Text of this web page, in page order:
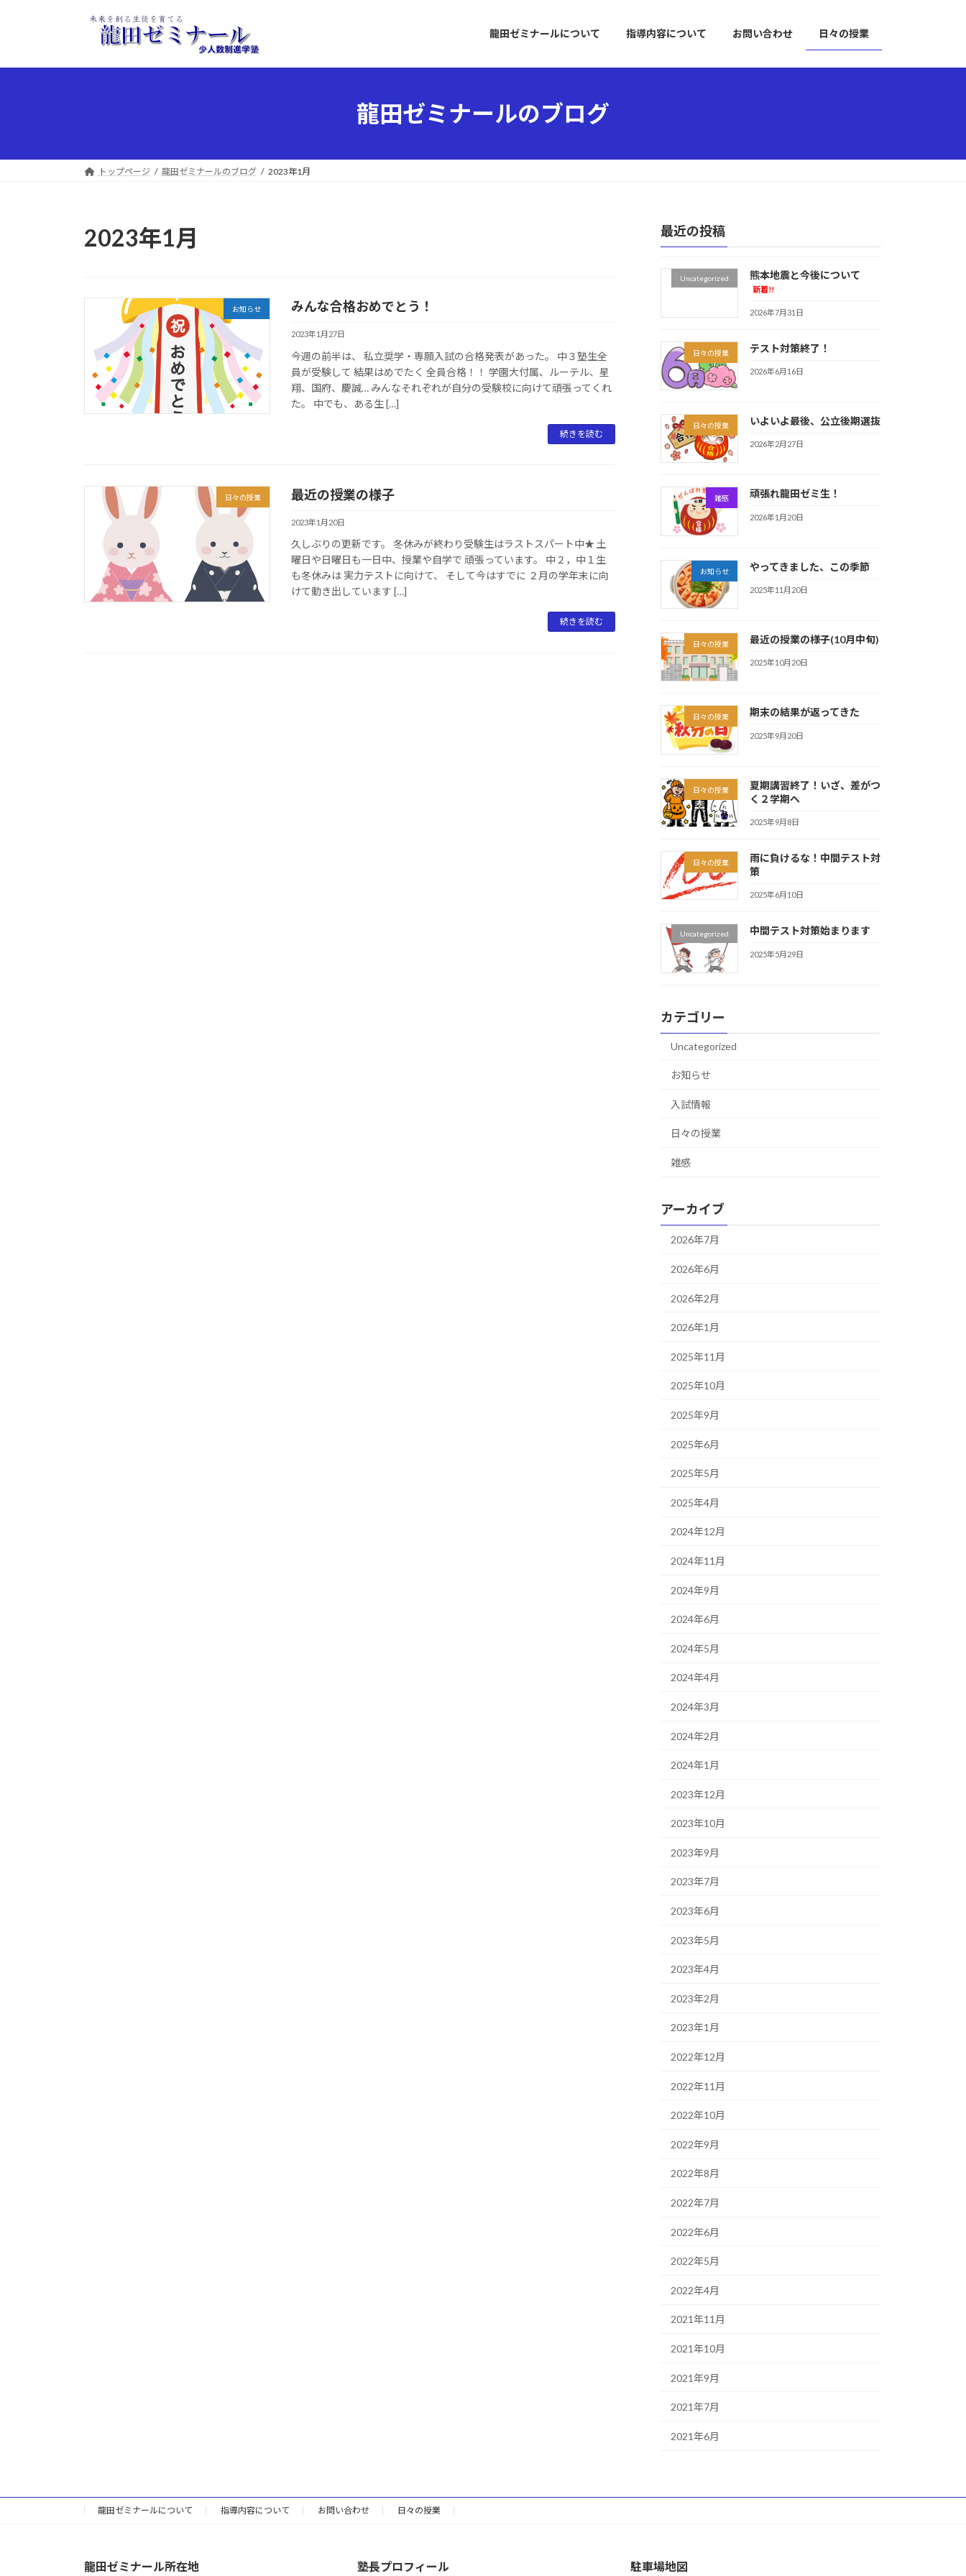
プ
動
龍田ゼミナールについて 指導内容について お問い合わせ 日々の授業
龍田ゼミナールのブログ
トップページ 龍田ゼミナールのブログ 2023年1月
2023年1月
お知らせ みんな合格おめでとう！
2023年1月27日
今週の前半は、 私立奨学・専願入試の合格発表があった。 中３塾生全
員が受験して 結果はめでたく 全員合格！！ 学園大付属、ルーテル、星
翔、国府、慶誠… みんなそれぞれが自分の受験校に向けて頑張ってくれ
た。 中でも、ある生 […]
続きを読む
日々の授業 最近の授業の様子
2023年1月20日
久しぶりの更新です。 冬休みが終わり受験生はラストスパート中★ 土
曜日や日曜日も一日中、授業や自学で 頑張っています。 中２，中１生
も冬休みは 実力テストに向けて、 そして今はすでに ２月の学年末に向
けて動き出しています […]
続きを読む
最近の投稿
Uncategorized 熊本地震と今後について
新着!!
2026年7月31日
日々の授業 テスト対策終了！
2026年6月16日
日々の授業 いよいよ最後、公立後期選抜
2026年2月27日
雑感 頑張れ龍田ゼミ生！
2026年1月20日
お知らせ やってきました、この季節
2025年11月20日
日々の授業 最近の授業の様子(10月中旬)
2025年10月20日
日々の授業 期末の結果が返ってきた
2025年9月20日
日々の授業
夏期講習終了！いざ、差がつ
く２学期へ
2025年9月8日
日々の授業
雨に負けるな！中間テスト対
策
2025年6月10日
Uncategorized 中間テスト対策始まります
2025年5月29日
カテゴリー
Uncategorized
お知らせ
入試情報
日々の授業
雑感
アーカイブ
2026年7月
2026年6月
2026年2月
2026年1月
2025年11月
2025年10月
2025年9月
2025年6月
2025年5月
2025年4月
2024年12月
2024年11月
2024年9月
2024年6月
2024年5月
2024年4月
2024年3月
2024年2月
2024年1月
2023年12月
2023年10月
2023年9月
2023年7月
2023年6月
2023年5月
2023年4月
2023年2月
2023年1月
2022年12月
2022年11月
2022年10月
2022年9月
2022年8月
2022年7月
2022年6月
2022年5月
2022年4月
2021年11月
2021年10月
2021年9月
2021年7月
2021年6月
龍田ゼミナールについて 指導内容について お問い合わせ 日々の授業
龍田ゼミナール所在地 塾長プロフィール 駐車場地図